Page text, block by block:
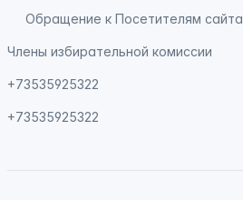
Обращение к Посетителям сайта
Члены избирательной комиссии
+73535925322
+73535925322